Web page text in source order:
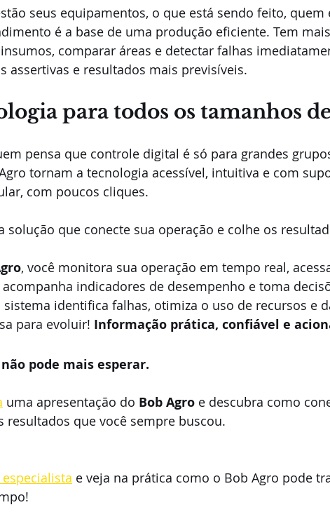
seus equipamentos, o que está sendo feito, quem
é a base de uma produção eficiente. Tem
comparar áreas e detectar falhas
assertivas e resultados mais previsíveis.
para todos os tamanhos
pensa que controle digital é só para grandes
tornam a tecnologia acessível, intuitiva e com
com poucos cliques.
solução que conecte sua operação e colhe os
, você monitora sua operação em tempo real,
indicadores de desempenho e toma
sistema identifica falhas, otimiza o uso de recursos e
para evoluir! Informação prática, confiável e
pode mais esperar.
uma apresentação do Bob Agro e descubra como
resultados que você sempre buscou.
e veja na prática como o Bob Agro pode